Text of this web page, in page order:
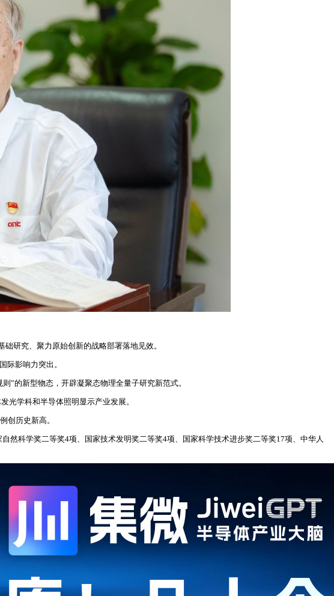
研究、聚力原始创新的战略部署落地见效。
际影响力突出。
”的新型物态，开辟凝聚态物理全量子研究新范式。
光学科和半导体照明显示产业发展。
创历史新高。
然科学奖二等奖4项、国家技术发明奖二等奖4项、国家科学技术进步奖二等奖17项、中华人